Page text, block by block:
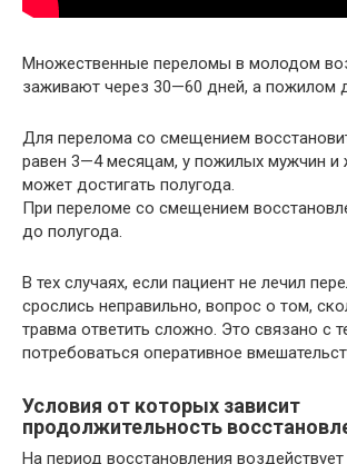
Множественные переломы в молодом
заживают через 30—60 дней, а пожилом
Для перелома со смещением
равен 3—4 месяцам, у пожилых мужчин
может достигать полугода.
При переломе со смещением
до полугода.
В тех случаях, если пациент не лечил
срослись неправильно, вопрос о том,
травма ответить сложно. Это связано с
потребоваться оперативное
Условия от которых зависит
продолжительность
На период восстановления воздействует